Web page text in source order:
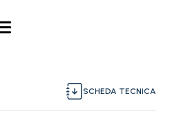
SCHEDA TECNICA